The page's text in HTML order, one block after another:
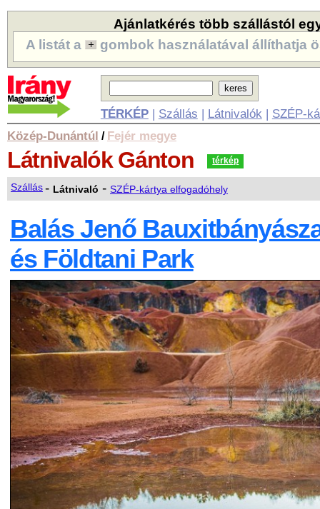
Ajánlatkérés több szállástól
A listát a
gombok használatával állíthatja
TÉRKÉP| Szállás | Látnivalók | SZÉP-
Közép-Dunántúl / Fejér megye
Látnivalók Gánton térkép
Szállás- Látnivaló - SZÉP-kártya elfogadóhely
Balás Jenő
és Földtani Park